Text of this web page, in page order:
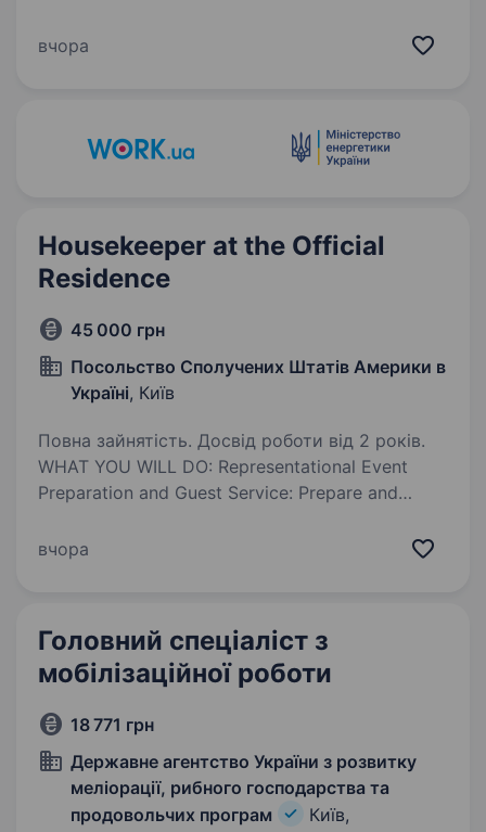
з персоналом Що ми пропонуємо?
вчора
Housekeeper at the Official
Residence
45 000 грн
Посольство Сполучених Штатів Америки в
Україні, Київ
Повна зайнятість. Досвід роботи від 2 років.
WHAT YOU WILL DO: Representational Event
Preparation and Guest Service: Prepare and
including table settings, décor, and overall
вчора
Головний спеціаліст з
мобілізаційної роботи
18 771 грн
Державне агентство України з розвитку
меліорації, рибного господарства та
продовольчих програм
Київ,